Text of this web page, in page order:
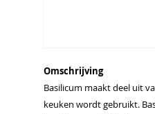
Omschrijving
Basilicum maakt deel uit
keuken wordt gebruikt.